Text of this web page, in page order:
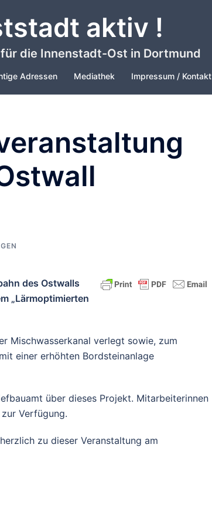
aktiv !
die Innenstadt-Ost in Dortmund
Adressen Mediathek Impressum / Kontakt
des Ostwalls
„Lärmoptimierten
Mischwasserkanal verlegt sowie, zum
einer erhöhten Bordsteinanlage
über dieses Projekt. Mitarbeiterinnen
Verfügung.
zu dieser Veranstaltung am